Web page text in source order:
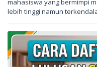
2026
oleh
sukantengah
mahasiswa yang bermimpi
lebih tinggi namun